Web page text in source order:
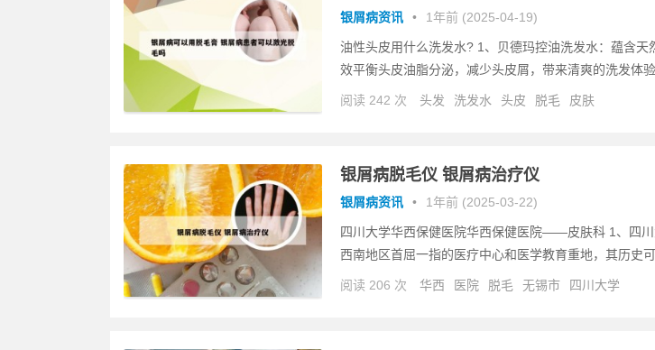
银屑病资讯 • 1年前 (2025-04-19)
油性头皮用什么洗发水? 1、贝德玛控油洗发水：蕴含天
效平衡头皮油脂分泌，减少头皮屑，带来清爽的洗发体验
阅读 242 次 头发 洗发水 头皮 脱毛 皮肤
银屑病脱毛仪 银屑病治疗仪
银屑病资讯 • 1年前 (2025-03-22)
四川大学华西保健医院华西保健医院——皮肤科 1、四
西南地区首屈一指的医疗中心和医学教育重地，其历史可
阅读 206 次 华西 医院 脱毛 无锡市 四川大学